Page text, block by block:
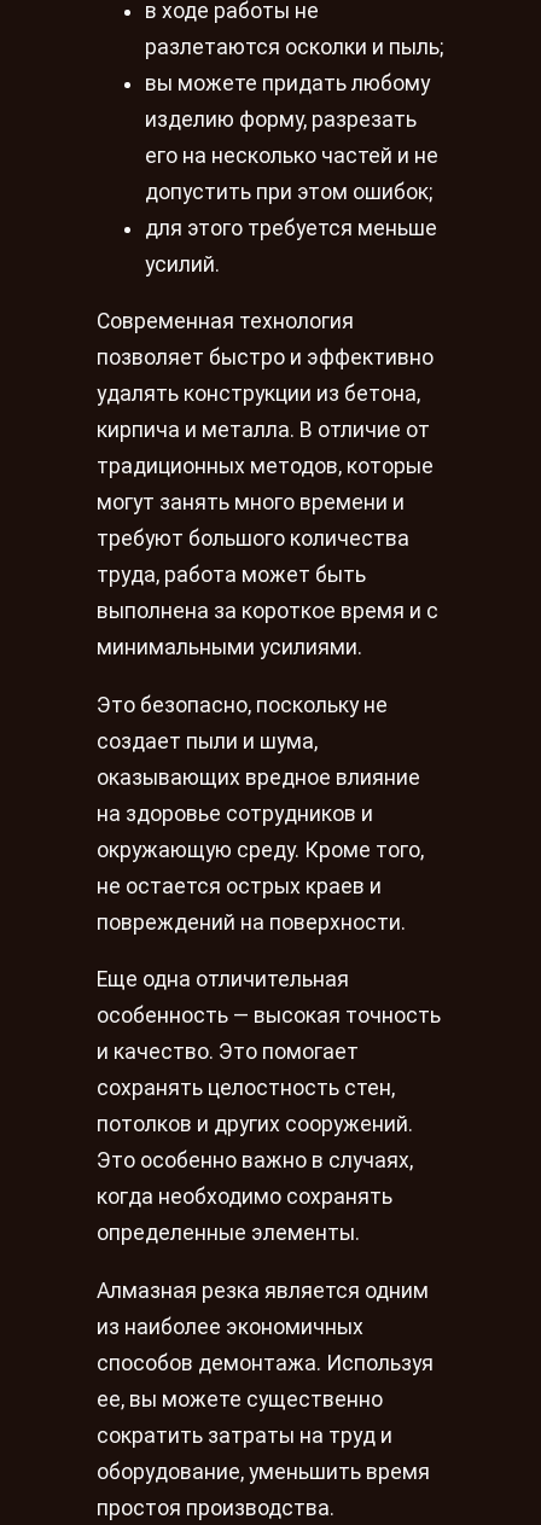
в ходе работы не
разлетаются осколки и пыль;
вы можете придать любому
изделию форму, разрезать
его на несколько частей и не
допустить при этом ошибок;
для этого требуется меньше
усилий.
Современная технология
позволяет быстро и эффективно
удалять конструкции из бетона,
кирпича и металла. В отличие от
традиционных методов, которые
могут занять много времени и
требуют большого количества
труда, работа может быть
выполнена за короткое время и с
минимальными усилиями.
Это безопасно, поскольку не
создает пыли и шума,
оказывающих вредное влияние
на здоровье сотрудников и
окружающую среду. Кроме того,
не остается острых краев и
повреждений на поверхности.
Еще одна отличительная
особенность — высокая точность
и качество. Это помогает
сохранять целостность стен,
потолков и других сооружений.
Это особенно важно в случаях,
когда необходимо сохранять
определенные элементы.
Алмазная резка является одним
из наиболее экономичных
способов демонтажа. Используя
ее, вы можете существенно
сократить затраты на труд и
оборудование, уменьшить время
простоя производства.